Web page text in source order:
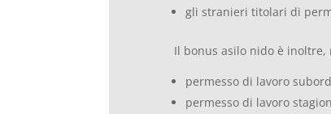
gli stranieri titolari di
Il bonus asilo nido è
permesso di lavoro
permesso di lavoro